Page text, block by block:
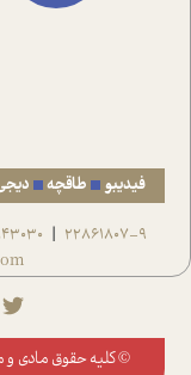
فیدیبو طاقچه
22861807-9
|
© کلیه حقوق مادی